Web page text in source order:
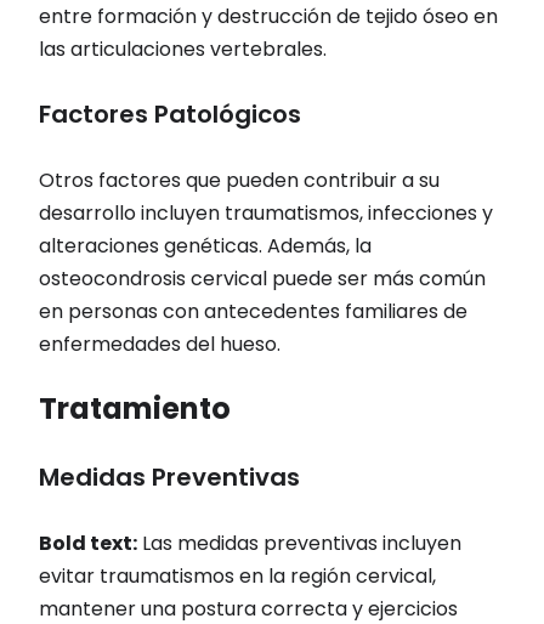
entre formación y destrucción de tejido óseo en
las articulaciones vertebrales.
Factores Patológicos
Otros factores que pueden contribuir a su
desarrollo incluyen traumatismos, infecciones y
alteraciones genéticas. Además, la
osteocondrosis cervical puede ser más común
en personas con antecedentes familiares de
enfermedades del hueso.
Tratamiento
Medidas Preventivas
Bold text: Las medidas preventivas incluyen
evitar traumatismos en la región cervical,
mantener una postura correcta y ejercicios